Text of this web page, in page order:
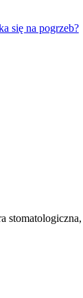
się na pogrzeb?